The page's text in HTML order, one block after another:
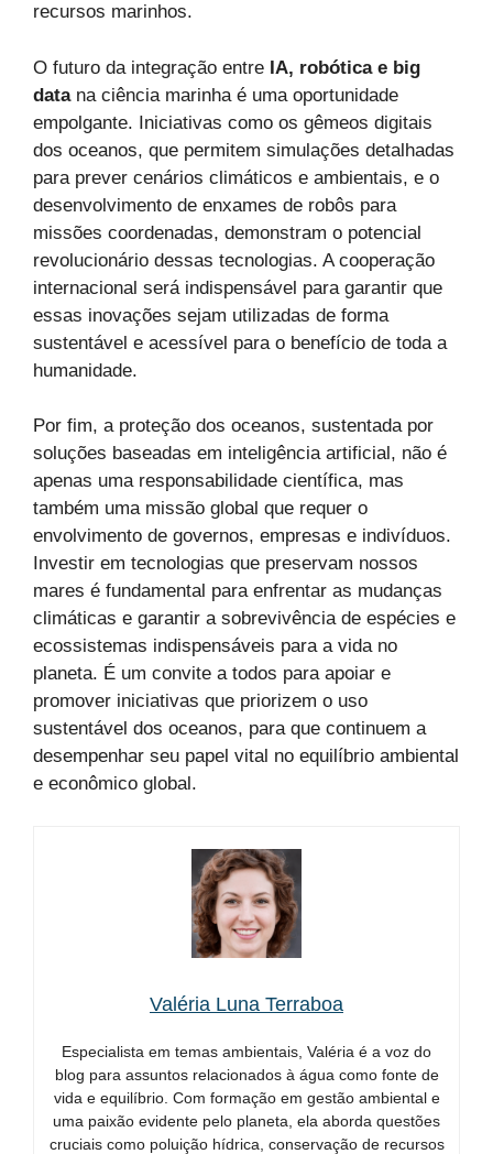
recursos marinhos.
O futuro da integração entre IA, robótica e big
datana ciência marinha é uma oportunidade
empolgante. Iniciativas como os gêmeos digitais
dos oceanos, que permitem simulações detalhadas
para prever cenários climáticos e ambientais, e o
desenvolvimento de enxames de robôs para
missões coordenadas, demonstram o potencial
revolucionário dessas tecnologias. A cooperação
internacional será indispensável para garantir que
essas inovações sejam utilizadas de forma
sustentável e acessível para o benefício de toda a
humanidade.
Por fim, a proteção dos oceanos, sustentada por
soluções baseadas em inteligência artificial, não é
apenas uma responsabilidade científica, mas
também uma missão global que requer o
envolvimento de governos, empresas e indivíduos.
Investir em tecnologias que preservam nossos
mares é fundamental para enfrentar as mudanças
climáticas e garantir a sobrevivência de espécies e
ecossistemas indispensáveis para a vida no
planeta. É um convite a todos para apoiar e
promover iniciativas que priorizem o uso
sustentável dos oceanos, para que continuem a
desempenhar seu papel vital no equilíbrio ambiental
e econômico global.
Valéria Luna Terraboa
Especialista em temas ambientais, Valéria é a voz do
blog para assuntos relacionados à água como fonte de
vida e equilíbrio. Com formação em gestão ambiental e
uma paixão evidente pelo planeta, ela aborda questões
cruciais como poluição hídrica, conservação de recursos